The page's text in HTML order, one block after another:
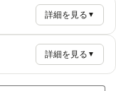
詳細を見る ▼
詳細を見る ▼